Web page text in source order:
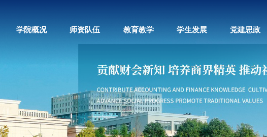
学院概况 师资队伍 教育教学 学生发展 党建思政